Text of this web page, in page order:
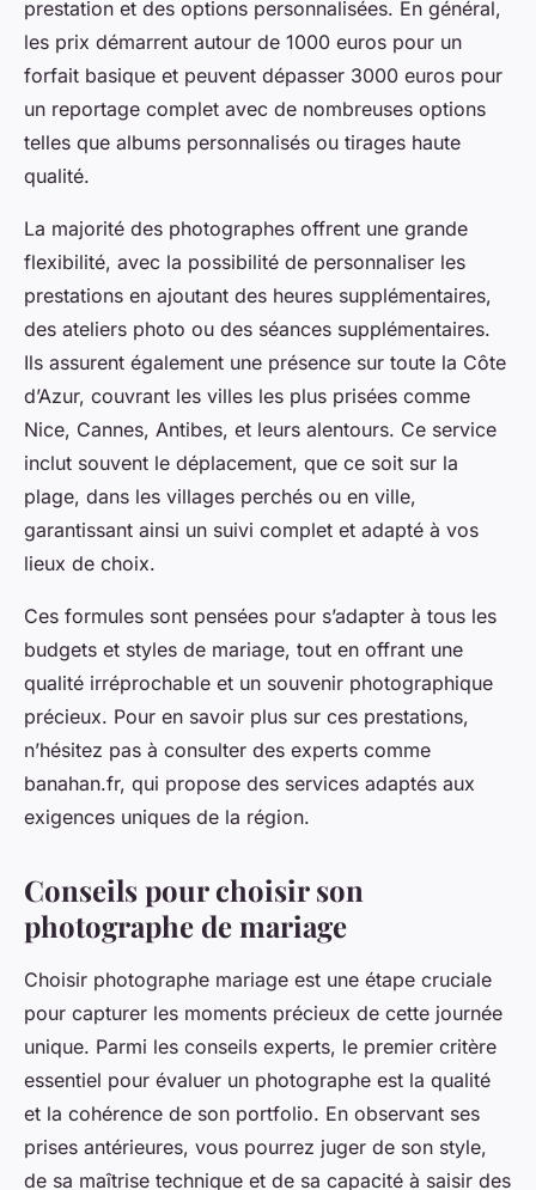
prestation et des options personnalisées. En général,
les prix démarrent autour de 1000 euros pour un
forfait basique et peuvent dépasser 3000 euros pour
un reportage complet avec de nombreuses options
telles que albums personnalisés ou tirages haute
qualité.
La majorité des photographes offrent une grande
flexibilité, avec la possibilité de personnaliser les
prestations en ajoutant des heures supplémentaires,
des ateliers photo ou des séances supplémentaires.
Ils assurent également une présence sur toute la Côte
d’Azur, couvrant les villes les plus prisées comme
Nice, Cannes, Antibes, et leurs alentours. Ce service
inclut souvent le déplacement, que ce soit sur la
plage, dans les villages perchés ou en ville,
garantissant ainsi un suivi complet et adapté à vos
lieux de choix.
Ces formules sont pensées pour s’adapter à tous les
budgets et styles de mariage, tout en offrant une
qualité irréprochable et un souvenir photographique
précieux. Pour en savoir plus sur ces prestations,
n’hésitez pas à consulter des experts comme
banahan.fr, qui propose des services adaptés aux
exigences uniques de la région.
Conseils pour choisir son
photographe de mariage
Choisir photographe mariage est une étape cruciale
pour capturer les moments précieux de cette journée
unique. Parmi les conseils experts, le premier critère
essentiel pour évaluer un photographe est la qualité
et la cohérence de son portfolio. En observant ses
prises antérieures, vous pourrez juger de son style,
de sa maîtrise technique et de sa capacité à saisir des